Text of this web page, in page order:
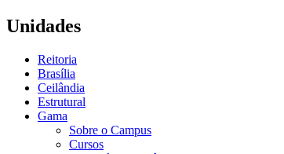
Unidades
Reitoria
Brasília
Ceilândia
Estrutural
Gama
Sobre o Campus
Cursos